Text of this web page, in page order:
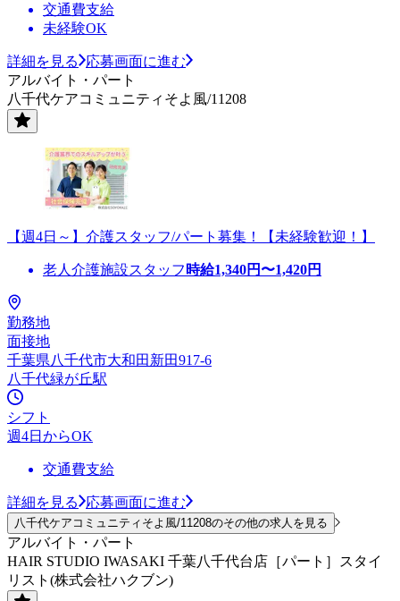
交通費支給
未経験OK
詳細を見る
応募画面に進む
アルバイト・パート
八千代ケアコミュニティそよ風/11208
【週4日～】介護スタッフ/パート募集！【未経験歓迎！】
老人介護施設スタッフ 時給1,340円〜1,420円
勤務地
面接地
千葉県八千代市大和田新田917-6
八千代緑が丘駅
シフト
週4日からOK
交通費支給
詳細を見る 応募画面に進む
八千代ケアコミュニティそよ風/11208のその他の求人を見る
アルバイト・パート
HAIR STUDIO IWASAKI 千葉八千代台店［パート］スタイ
リスト(株式会社ハクブン)